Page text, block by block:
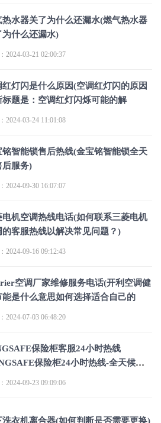
热水器关了为什么还漏水(燃气热水器
为什么还漏水)
2024-03-21 02:00:37
红灯闪是什么原因(空调红灯闪的原因
标题是：空调红灯闪烁可能的解
2024-03-24 11:01:08
铭智能锁售后热线(金宝铭智能锁全天
后服务)
2024-09-30 16:07:07
电机空调热线电话(如何联系三菱电机
的客服热线以解决常见问题？)
2024-09-16 09:12:43
空调厂家维修服务电话(开利空调健
能是什么意思如何选择适合自己的
2024-07-03 06:48:20
保险柜客服24小时热线
保险柜24小时热线-全天候客
2024-09-23 09:09:06
洗衣机离合器(如何判断是否需要更换)